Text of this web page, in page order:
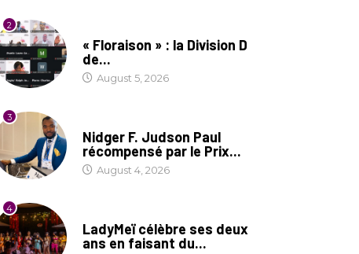
2
« Floraison » : la Division D
de...
August 5, 2026
3
Nidger F. Judson Paul
récompensé par le Prix...
August 4, 2026
4
LadyMeï célèbre ses deux
ans en faisant du...